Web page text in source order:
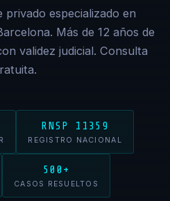
privado especializado en
Más de 12 años de
validez judicial. Consulta
RNSP 11359
REGISTRO NACIONAL
500+
CASOS RESUELTOS